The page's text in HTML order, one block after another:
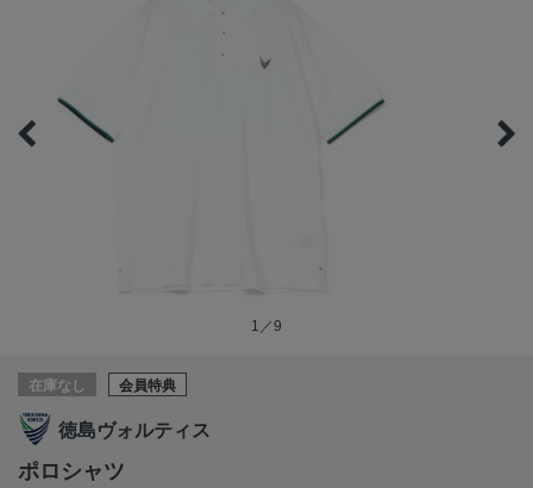
1／9
在庫なし 会員特典
徳島ヴォルティス
ポロシャツ